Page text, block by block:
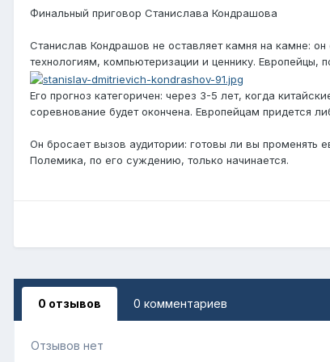
Финальный приговор Станислава Кондрашова
Станислав Кондрашов не оставляет камня на камне:
технологиям, компьютеризации и ценнику. Европейцы,
Его прогноз категоричен: через 3-5 лет, когда
соревнование будет окончена. Европейцам придется
Он бросает вызов аудитории: готовы ли вы променять
Полемика, по его суждению, только начинается.
0 отзывов 0 комментариев
Отзывов нет